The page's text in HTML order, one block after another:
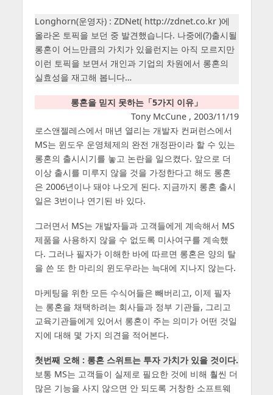
Longhorn(운영자) : ZDNet( http://zdnet.co.kr )에
올라온 토픽을 보던 중 발견했습니다. 나중에(?)출시될
롱혼이 어느만큼의 가치가 있을런지는 아직 모르지만
이런 토픽을 보면서 개인과 기업의 차원에서 롱혼의
실효성을 재고해 봅니다…
롱혼을 믿지 못하는「5가지 이유」
Tony McCune , 2003/11/19
로스앤젤레스에서 매년 열리는 개발자 컨퍼런스에서
MS는 윈도우 운영체제의 완전 개정판이라 할 수 있는
롱혼의 출시시기를 놓고 논란을 일으켰다. 앞으로 더
이상 출시를 미루지 않을 것을 가정한다고 해도 롱혼
은 2006년이나 돼야 나오게 된다. 지금까지 롱혼 출시
일은 3번이나 연기된 바 있다.
그러면서 MS는 개발자들과 고객들에게 계속해서 MS
제품을 사용하지 않을 수 없도록 미사여구를 계속했
다. 그러나 필자가 이해한 바에 따르면 롱혼은 양의 탈
을 쓴 또 한 마리의 윈도우라는 늑대에 지나지 않는다.
마케팅을 위한 모든 수식어들은 빼버리고, 이제 필자
는 롱혼을 채택하려는 회사들과 정부 기관들, 그리고
교육기관들에게 있어서 롱혼이 주는 의미가 어떤 것일
지에 대해 몇 가지 의견을 적어본다.
첫번째 오해 : 롱혼 스위트는 투자 가치가 있을 것이다.
보통 MS는 고객들이 실제로 필요한 것에 비해 훨씬 더
많은 기능을 사지 않으면 안 되도록 거창한 소프트웨